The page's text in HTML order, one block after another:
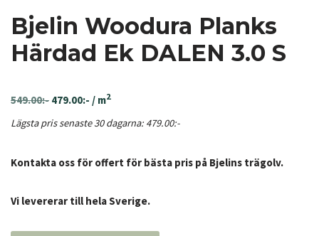
Bjelin Woodura Planks
Härdad Ek DALEN 3.0 S
549.00:- 479.00:- / m2
Lägsta pris senaste 30 dagarna: 479.00:-
Kontakta oss för offert för bästa pris på Bjelins trägolv.
Vi levererar till hela Sverige.